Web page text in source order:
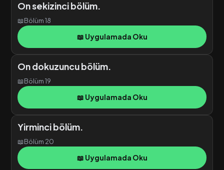
On sekizinci bölüm.
📖Bölüm 18
📖 Uygulamada Oku
On dokuzuncu bölüm.
📖Bölüm 19
📖 Uygulamada Oku
Yirminci bölüm.
📖Bölüm 20
📖 Uygulamada Oku